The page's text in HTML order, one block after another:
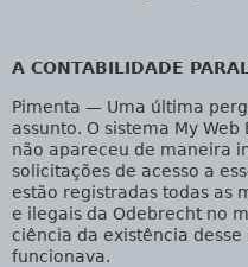
A CONTABILIDADE
Pimenta — Uma última
assunto. O sistema My
não apareceu de maneira
solicitações de acesso a
estão registradas todas as
e ilegais da Odebrecht no
ciência da existência
funcionava.